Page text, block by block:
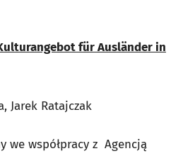
für Ausländer in
Jarek Ratajczak
we współpracy z Agencją